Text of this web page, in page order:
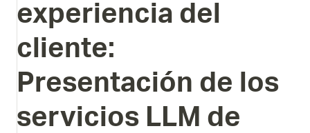
experiencia del
cliente:
Presentación de los
servicios LLM de